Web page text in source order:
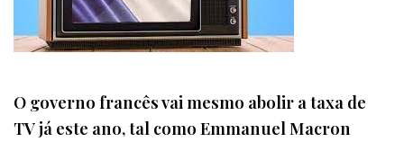
O governo francês vai mesmo abolir a taxa de
TV já este ano, tal como Emmanuel Macron